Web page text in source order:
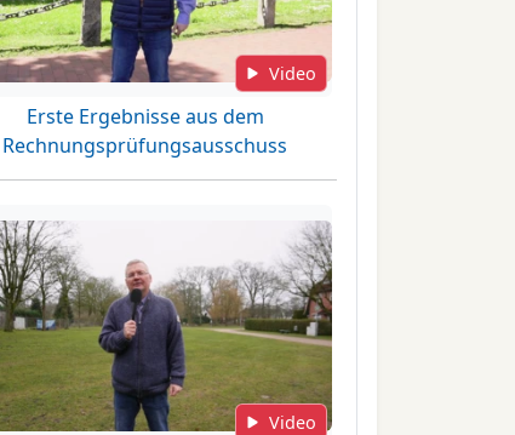
Video
Erste Ergebnisse aus dem
Rechnungsprüfungsausschuss
Video